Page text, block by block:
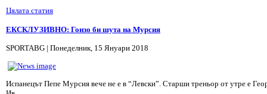
Цялата статия
ЕКСКЛУЗИВНО: Гонзо би шута на Мурсия
SPORTABG | Понеделник, 15 Януари 2018
Испанецът Пепе Мурсия вече не е в “Левски”. Старши треньор от утре е